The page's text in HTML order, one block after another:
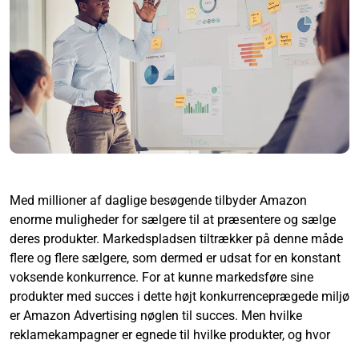
Med millioner af daglige besøgende tilbyder Amazon
enorme muligheder for sælgere til at præsentere og sælge
deres produkter. Markedspladsen tiltrækker på denne måde
flere og flere sælgere, som dermed er udsat for en konstant
voksende konkurrence. For at kunne markedsføre sine
produkter med succes i dette højt konkurrenceprægede miljø
er Amazon Advertising nøglen til succes. Men hvilke
reklamekampagner er egnede til hvilke produkter, og hvor